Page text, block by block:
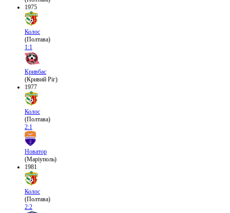
1975
Колос
(Полтава)
1:1
Кривбас
(Кривий Ріг)
1977
Колос
(Полтава)
2:1
Новатор
(Маріуполь)
1981
Колос
(Полтава)
2:2